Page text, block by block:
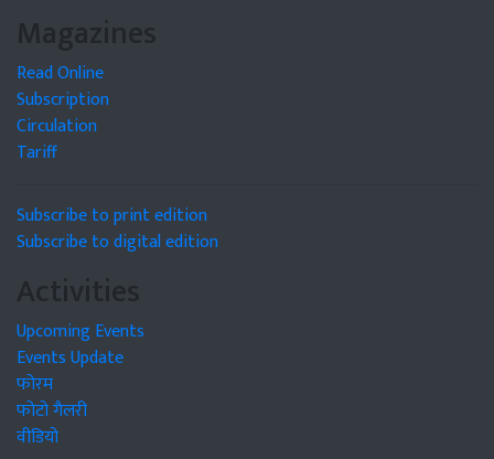
Magazines
Read Online
Subscription
Circulation
Tariff
Subscribe to print edition
Subscribe to digital edition
Activities
Upcoming Events
Events Update
फोरम
फोटो गैलरी
वीडियो